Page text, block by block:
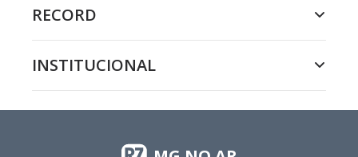
RECORD
INSTITUCIONAL